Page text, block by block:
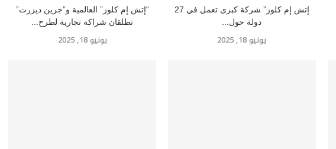
“إتش إم كلوز” العالمية و”جرين ديزرت”
تطلقان شراكة تجارية لطرح...
يونيو 18, 2025
إتش إم كلوز” شركة كبرى تعمل في 27
دولة حول...
يونيو 18, 2025